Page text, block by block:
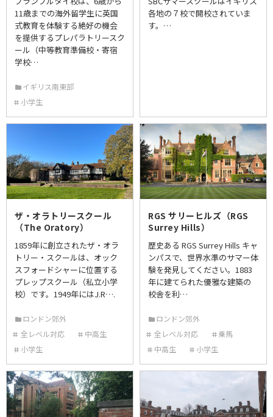
11歳までの海外留学生に英国
式教育を体験する絶好の機会
を提供するプレパラトリースク
ール（中等教育準備校・寄宿
学校…
イギリス南東部
小学生
各地の７校で開校されていま
す。…
ザ・オラトリースクール
（The Oratory）
1859年に創立されたザ・オラ
トリー・スクールは、オック
スフォードシャーに位置する
プレップスクール（私立小学
校）です。1949年にはJ.R….
ロンドン郊外
全レベル対応
中高生
小学生
RGS サリーヒルズ（RGS
Surrey Hills）
歴史ある RGS Surrey Hills キャ
ンパスで、世界水準のサマー体
験を発見してください。1883
年に建てられた優雅な建築の
校舎を利…
ロンドン郊外
全レベル対応
乗馬
中高生
小学生